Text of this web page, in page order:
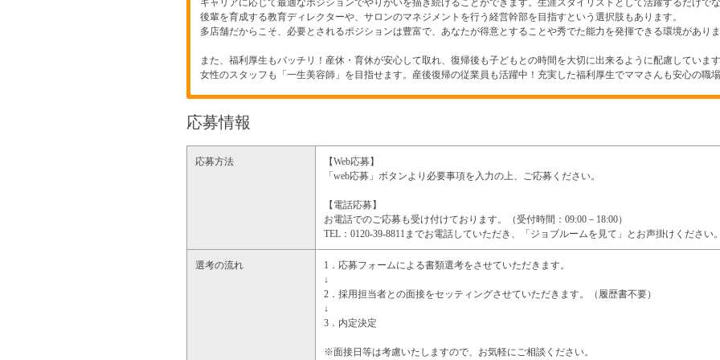
キャリアに応じて最適なポジションでやりがいを描き続けることができます。生涯スタイリストとして活躍するだけでな
後輩を育成する教育ディレクターや、サロンのマネジメントを行う経営幹部を目指すという選択肢もあります。
多店舗だからこそ、必要とされるポジションは豊富で、あなたが得意とすることや秀でた能力を発揮できる環境がありま
また、福利厚生もバッチリ！産休・育休が安心して取れ、復帰後も子どもとの時間を大切に出来るように配慮しています
女性のスタッフも「一生美容師」を目指せます。産後復帰の従業員も活躍中！充実した福利厚生でママさんも安心の職場
応募情報
応募方法
【Web応募】
「web応募」ボタンより必要事項を入力の上、ご応募ください。
【電話応募】
お電話でのご応募も受け付けております。（受付時間：09:00－18:00）
TEL：0120-39-8811までお電話していただき、「ジョブルームを見て」とお声掛けください。
選考の流れ
1．応募フォームによる書類選考をさせていただきます。
↓
2．採用担当者との面接をセッティングさせていただきます。（履歴書不要）
↓
3．内定決定
※面接日等は考慮いたしますので、お気軽にご相談ください。